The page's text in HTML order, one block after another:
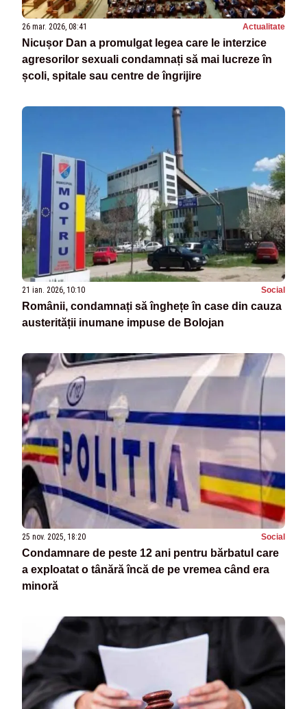
26 mar. 2026, 08:41 Actualitate
Nicușor Dan a promulgat legea care le interzice
agresorilor sexuali condamnați să mai lucreze în
școli, spitale sau centre de îngrijire
21 ian. 2026, 10:10 Social
Românii, condamnați să înghețe în case din cauza
austerității inumane impuse de Bolojan
25 nov. 2025, 18:20 Social
Condamnare de peste 12 ani pentru bărbatul care
a exploatat o tânără încă de pe vremea când era
minoră